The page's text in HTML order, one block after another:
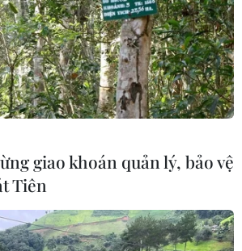
giao khoán quản lý, bảo vệ
Tiên